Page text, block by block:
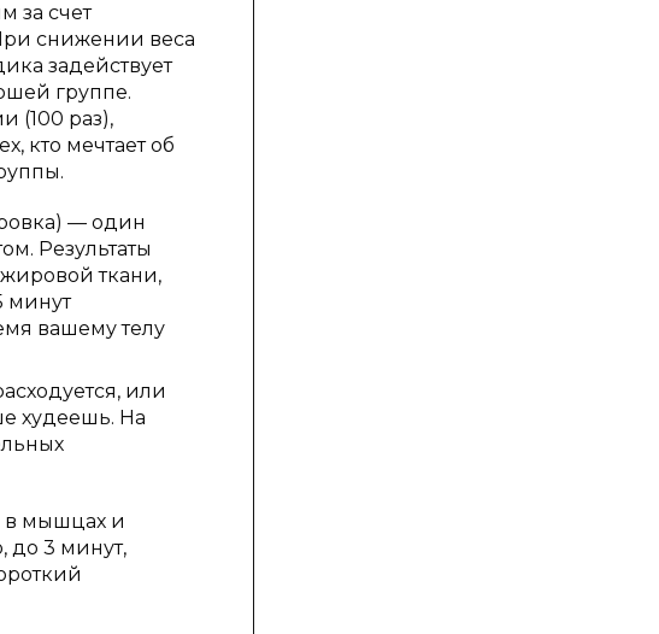
за счет
снижении веса
задействует
группе.
(100 раз),
кто мечтает об
— один
Результаты
ткани,
минут
вашему телу
или
худеешь. На
в мышцах и
до 3 минут,